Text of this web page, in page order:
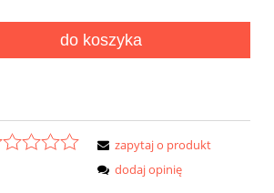
do koszyka
zapytaj o produkt
dodaj opinię